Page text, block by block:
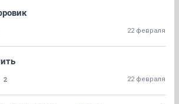
22 февраля
2 22 февраля